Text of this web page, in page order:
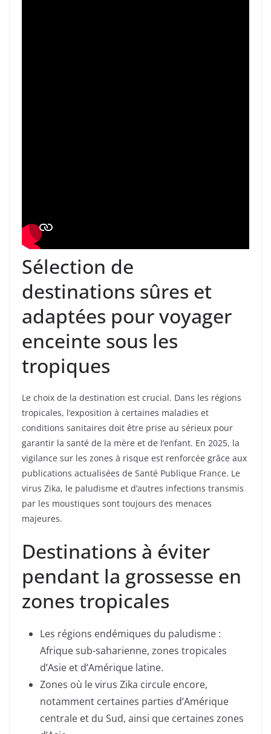
Sélection de
destinations sûres et
adaptées pour voyager
enceinte sous les
tropiques
Le choix de la destination est crucial. Dans les régions
tropicales, l’exposition à certaines maladies et
conditions sanitaires doit être prise au sérieux pour
garantir la santé de la mère et de l’enfant. En 2025, la
vigilance sur les zones à risque est renforcée grâce aux
publications actualisées de Santé Publique France. Le
virus Zika, le paludisme et d’autres infections transmis
par les moustiques sont toujours des menaces
majeures.
Destinations à éviter
pendant la grossesse en
zones tropicales
Les régions endémiques du paludisme :
Afrique sub-saharienne, zones tropicales
d’Asie et d’Amérique latine.
Zones où le virus Zika circule encore,
notamment certaines parties d’Amérique
centrale et du Sud, ainsi que certaines zones